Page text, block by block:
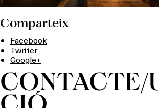
Comparteix
Facebook
Twitter
Google+
CONTACTE/